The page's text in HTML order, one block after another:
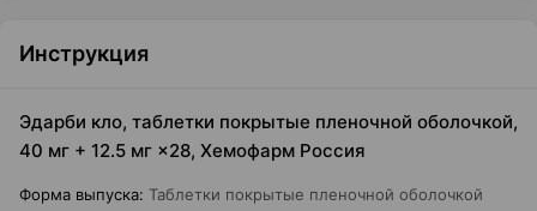
Инструкция
Эдарби кло, таблетки покрытые пленочной оболочкой,
40 мг + 12.5 мг ×28, Хемофарм Россия
Форма выпуска: Таблетки покрытые пленочной оболочкой